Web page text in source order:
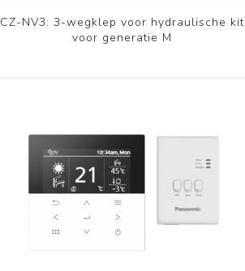
CZ-NV3: 3-wegklep voor hydraulische kit
voor generatie M